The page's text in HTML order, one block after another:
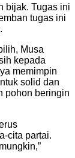
bijak. Tugas ini
tugas ini
Musa
kepada
memimpin
solid dan
pohon beringin
cita partai.